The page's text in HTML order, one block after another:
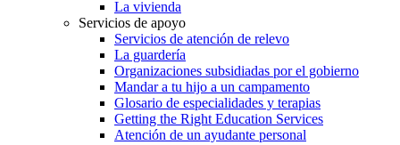
La vivienda
Servicios de apoyo
Servicios de atención de relevo
La guardería
Organizaciones subsidiadas por el gobierno
Mandar a tu hijo a un campamento
Glosario de especialidades y terapias
Getting the Right Education Services
Atención de un ayudante personal